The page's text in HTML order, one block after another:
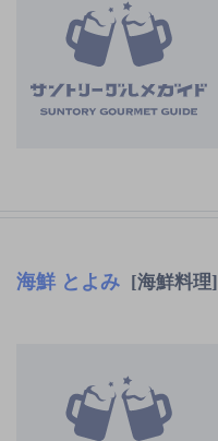
海鮮 とよみ [海鮮料理]